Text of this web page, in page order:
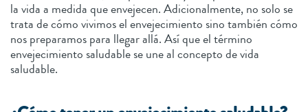
la vida a medida que envejecen. Adicionalmente, no solo se
trata de cómo vivimos el envejecimiento sino también cómo
nos preparamos para llegar allá. Así que el término
envejecimiento saludable se une al concepto de vida
saludable.